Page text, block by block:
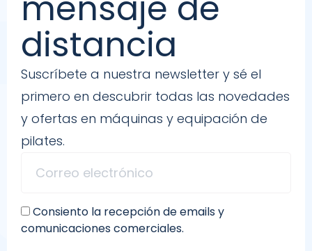
distancia
Suscríbete a nuestra newsletter y sé el
primero en descubrir todas las novedades
y ofertas en máquinas y equipación de
pilates.
Consiento la recepción de emails y
comunicaciones comerciales.